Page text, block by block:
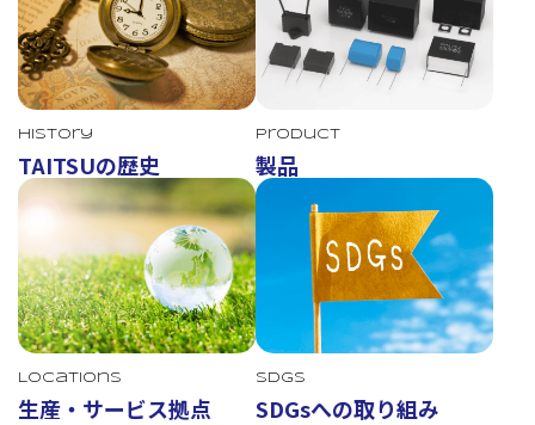
TAITSU
History
TAITSUの歴史
Product
製品
Locations
生産・サービス拠点
SDGs
SDGsへの取り組み